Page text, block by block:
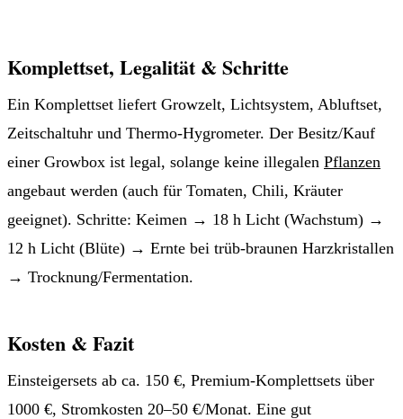
Komplettset, Legalität & Schritte
Ein Komplettset liefert Growzelt, Lichtsystem, Abluftset,
Zeitschaltuhr und Thermo-Hygrometer. Der Besitz/Kauf
einer Growbox ist legal, solange keine illegalen Pflanzen
angebaut werden (auch für Tomaten, Chili, Kräuter
geeignet). Schritte: Keimen → 18 h Licht (Wachstum) →
12 h Licht (Blüte) → Ernte bei trüb-braunen Harzkristallen
→ Trocknung/Fermentation.
Kosten & Fazit
Einsteigersets ab ca. 150 €, Premium-Komplettsets über
1000 €, Stromkosten 20–50 €/Monat. Eine gut